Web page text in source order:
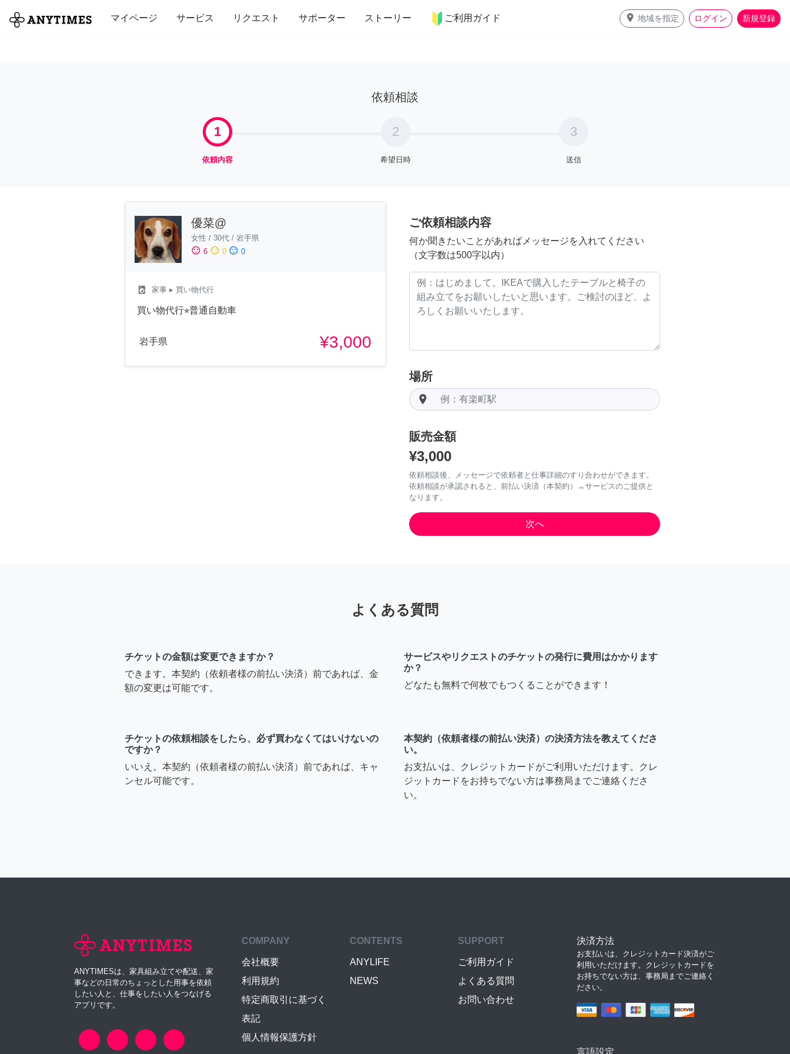
マイページ サービス リクエスト サポーター ストーリー ご利用ガイド place 地域を指定 ログイン 新規登録
全て 修理・組立 家事 引っ越し インテリア 趣味・習い事 ペット 料理
依頼相談
1
依頼内容
2
希望日時
3
送信
優菜@
女性 / 30代 / 岩手県
sentiment_satisfied 6 sentiment_neutral 0 sentiment_dissatisfied 0
local_laundry_service 家事 ▸ 買い物代行
買い物代行⭐︎普通自動車
岩手県 ¥3,000
ご依頼相談内容
何か聞きたいことがあればメッセージを入れてください
（文字数は500字以内）
場所
room
販売金額
¥3,000
依頼相談後、メッセージで依頼者と仕事詳細のすり合わせができます。
依頼相談が承認されると、前払い決済（本契約）→サービスのご提供と
なります。
よくある質問
チケットの金額は変更できますか？
できます。本契約（依頼者様の前払い決済）前であれば、金
額の変更は可能です。
サービスやリクエストのチケットの発行に費用はかかります
か？
どなたも無料で何枚でもつくることができます！
チケットの依頼相談をしたら、必ず買わなくてはいけないの
ですか？
いいえ。本契約（依頼者様の前払い決済）前であれば、キャ
ンセル可能です。
本契約（依頼者様の前払い決済）の決済方法を教えてくださ
い。
お支払いは、クレジットカードがご利用いただけます。クレ
ジットカードをお持ちでない方は事務局までご連絡くださ
い。
ANYTIMESは、家具組み立てや配送、家
事などの日常のちょっとした用事を依頼
したい人と、仕事をしたい人をつなげる
アプリです。
COMPANY
会社概要
利用規約
特定商取引に基づく
表記
個人情報保護方針
CONTENTS
ANYLIFE
NEWS
SUPPORT
ご利用ガイド
よくある質問
お問い合わせ
決済方法
お支払いは、クレジットカード決済がご
利用いただけます。クレジットカードを
お持ちでない方は、事務局までご連絡く
ださい。
言語設定